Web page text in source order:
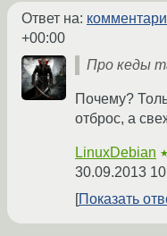
Ответ на:
+00:00
Про кеды
Почему?
отброс, а
LinuxDebian
30.09.2013
Показать